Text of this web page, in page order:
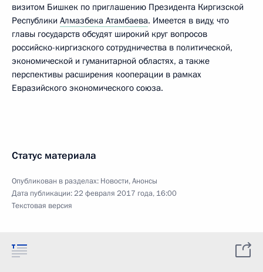
визитом Бишкек по приглашению Президента Киргизской
Республики Алмазбека Атамбаева. Имеется в виду, что
главы государств обсудят широкий круг вопросов
российско-киргизского сотрудничества в политической,
экономической и гуманитарной областях, а также
перспективы расширения кооперации в рамках
Евразийского экономического союза.
Статус материала
Опубликован в разделах: Новости,Анонсы
Дата публикации:22 февраля 2017 года, 16:00
Текстовая версия